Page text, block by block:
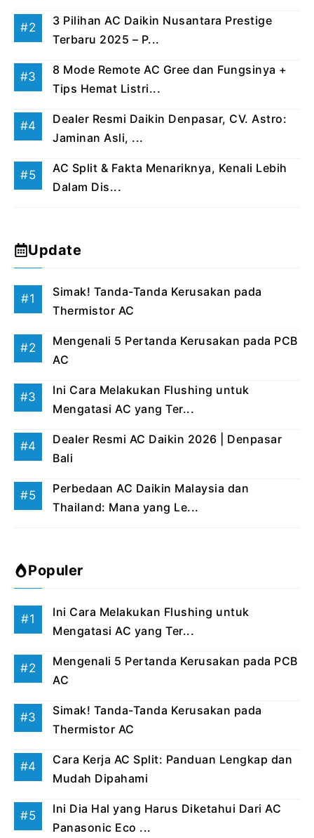
3 Pilihan AC Daikin Nusantara Prestige
Terbaru 2025 – P...
8 Mode Remote AC Gree dan Fungsinya +
Tips Hemat Listri...
Dealer Resmi Daikin Denpasar, CV. Astro:
Jaminan Asli, ...
AC Split & Fakta Menariknya, Kenali Lebih
Dalam Dis...
Update
Simak! Tanda-Tanda Kerusakan pada
Thermistor AC
Mengenali 5 Pertanda Kerusakan pada PCB
AC
Ini Cara Melakukan Flushing untuk
Mengatasi AC yang Ter...
Dealer Resmi AC Daikin 2026 | Denpasar
Bali
Perbedaan AC Daikin Malaysia dan
Thailand: Mana yang Le...
Populer
Ini Cara Melakukan Flushing untuk
Mengatasi AC yang Ter...
Mengenali 5 Pertanda Kerusakan pada PCB
AC
Simak! Tanda-Tanda Kerusakan pada
Thermistor AC
Cara Kerja AC Split: Panduan Lengkap dan
Mudah Dipahami
Ini Dia Hal yang Harus Diketahui Dari AC
Panasonic Eco ...